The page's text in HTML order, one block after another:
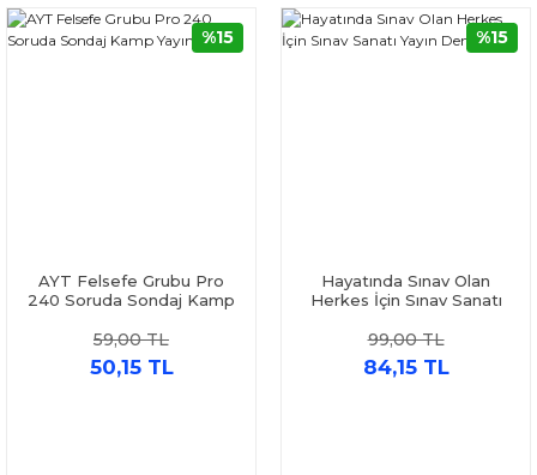
AYT Felsefe Grubu Pro
240 Soruda Sondaj Kamp
59,00 TL
50,15 TL
%15
Hayatında Sınav Olan
Herkes İçin Sınav Sanatı
99,00 TL
84,15 TL
%15